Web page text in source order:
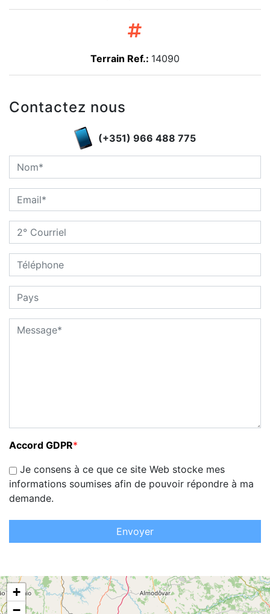
Terrain Ref.: 14090
Contactez nous
(+351) 966 488 775
Accord GDPR*
Je consens à ce que ce site Web stocke mes
informations soumises afin de pouvoir répondre à ma
demande.
Envoyer
+
−